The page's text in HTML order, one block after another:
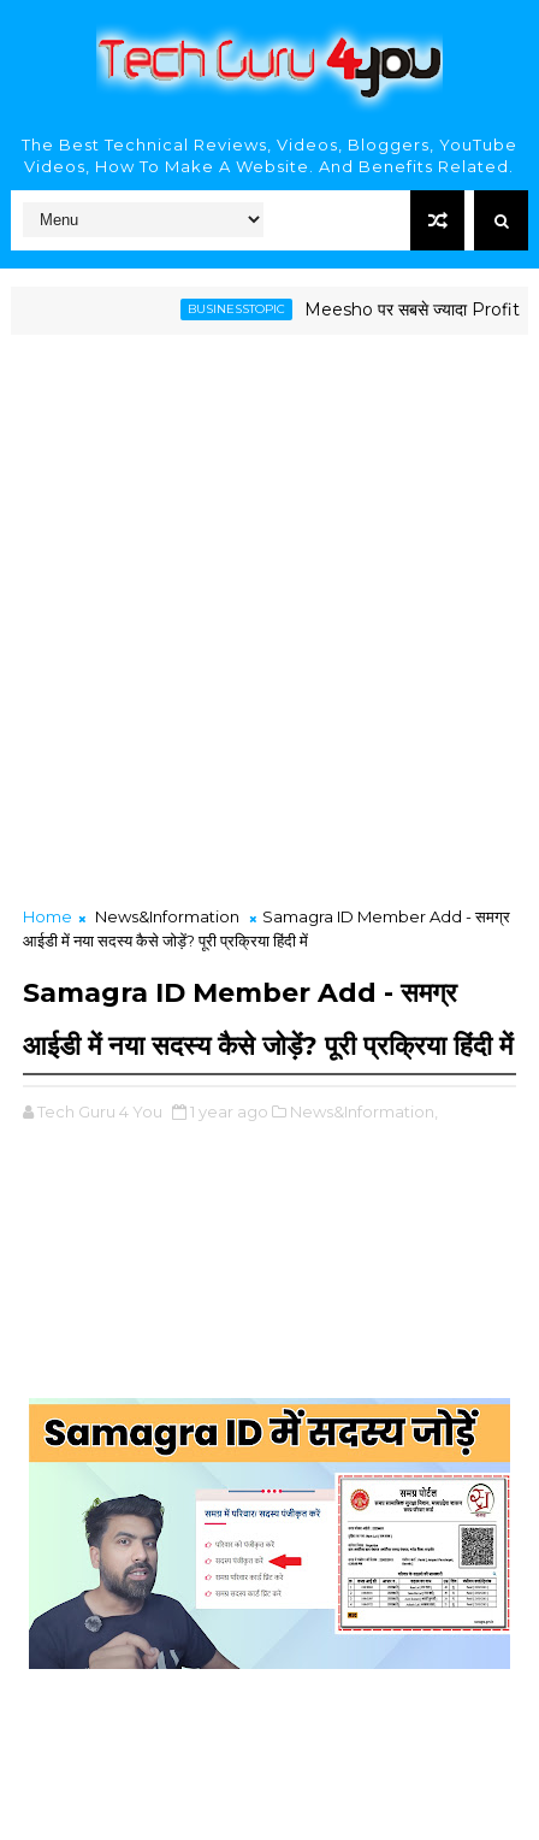
The Best Technical Reviews, Videos, Bloggers, YouTube
Videos, How To Make A Website. And Benefits Related.
BUSINESSTOPIC Meesho पर सबसे ज्यादा Profit देने
Home News&Information
Samagra ID Member Add - समग्र
आईडी में नया सदस्य कैसे जोड़ें? पूरी प्रक्रिया हिंदी में
Samagra ID Member Add - समग्र
आईडी में नया सदस्य कैसे जोड़ें? पूरी प्रक्रिया हिंदी में
Tech Guru 4 You 1 year ago News&Information,